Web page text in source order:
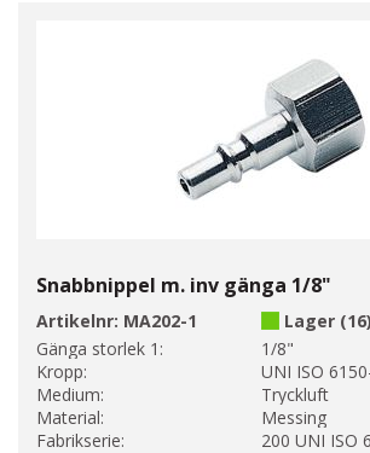
Snabbnippel m. inv gänga 1/8"
Artikelnr: MA202-1
Lager (16)
Gänga storlek 1:
1/8"
Kropp:
UNI ISO
Medium:
Tryckluft
Material:
Messing
Fabrikserie:
200 UNI ISO